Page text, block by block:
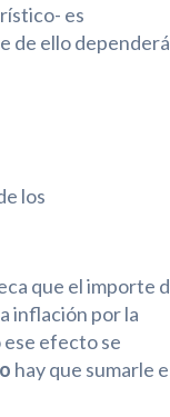
es
de ello dependerá
los
que el importe
inflación por la
ese efecto se
hay que sumarle